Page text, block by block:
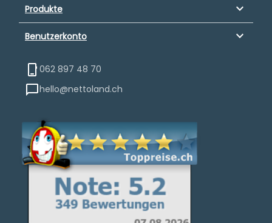
Produkte keyboard_arrow_down
Benutzerkonto keyboard_arrow_down
062 897 48 70
hello@nettoland.ch